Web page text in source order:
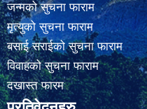
जन्मको सुचना फाराम
मृत्युको सुचना फाराम
बसाई सराईको सुचना फाराम
विवाहको सुचना फाराम
दखास्त फारम